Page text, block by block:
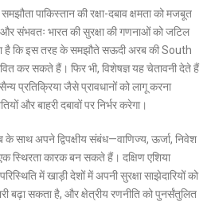
पाकिस्तान की रक्षा-दबाव क्षमता को मजबूत
संभवतः भारत की सुरक्षा की गणनाओं को जटिल
है कि इस तरह के समझौते सऊदी अरब की South
कर सकते हैं। फिर भी, विशेषज्ञ यह चेतावनी देते हैं
प्रतिक्रिया जैसे प्रावधानों को लागू करना
और बाहरी दबावों पर निर्भर करेगा।
साथ अपने द्विपक्षीय संबंध—वाणिज्य, ऊर्जा, निवेश
स्थिरता कारक बन सकते हैं। दक्षिण एशिया
में खाड़ी देशों में अपनी सुरक्षा साझेदारियों को
बढ़ा सकता है, और क्षेत्रीय रणनीति को पुनर्संतुलित